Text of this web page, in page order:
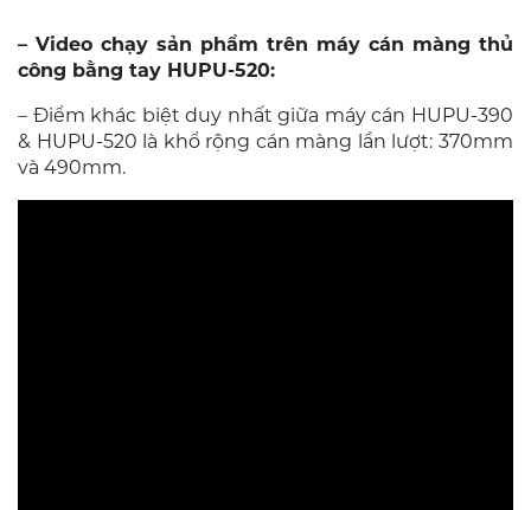
– Video chạy sản phẩm trên máy cán màng thủ
công bằng tay HUPU-520:
– Điểm khác biệt duy nhất giữa máy cán HUPU-390
& HUPU-520 là khổ rộng cán màng lần lượt: 370mm
và 490mm.